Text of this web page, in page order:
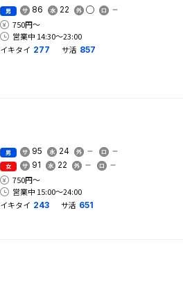
男 86 22
750円〜
営業中 14:30〜23:00
イキタイ 277 サ活 857
男 95 24
女 91 22
750円〜
営業中 15:00〜24:00
イキタイ 243 サ活 651